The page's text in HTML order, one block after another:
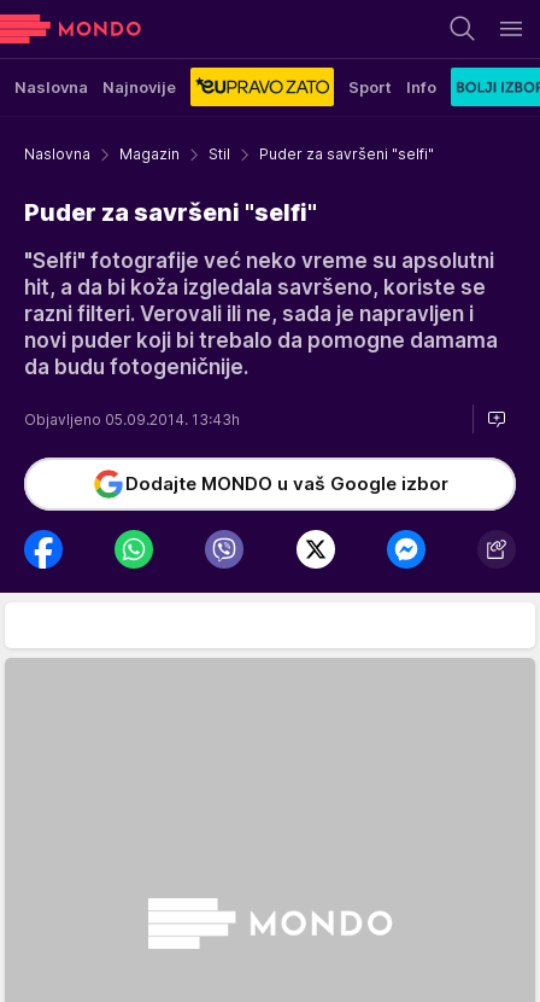
Naslovna Najnovije Sport Info
Naslovna Magazin Stil Puder za savršeni "selfi"
Puder za savršeni "selfi"
"Selfi" fotografije već neko vreme su apsolutni
hit, a da bi koža izgledala savršeno, koriste se
razni filteri. Verovali ili ne, sada je napravljen i
novi puder koji bi trebalo da pomogne damama
da budu fotogeničnije.
Objavljeno 05.09.2014. 13:43h
Dodajte MONDO u vaš Google izbor